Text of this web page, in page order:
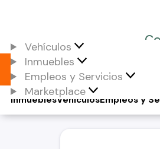
Vehículos
Inmuebles
Empleos y Servicios
Marketplace
Vehículos
Inmuebles Empleos y